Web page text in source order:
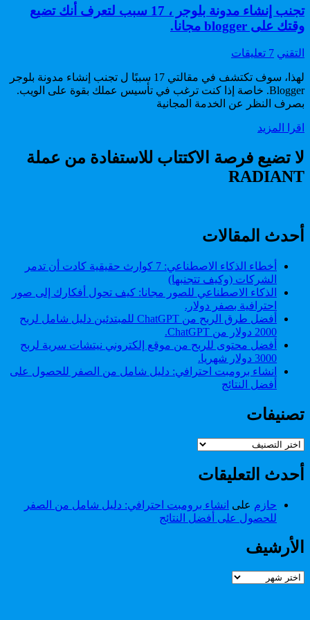
تجنب إنشاء مدونة بلوجر ، 17 سبب لتعرف أنك تضيع
وقتك على blogger مجانا.
Author:
التقني 7 تعليقات
إنشاء
مدونة
بلوجر
لتعرف
أنك
تضيع
مجانا.
لهذا، سوف تكتشف في مقالتي 17 سببًا ل تجنب إنشاء مدونة بلوجر
Blogger. خاصة إذا كنت ترغب في تأسيس عملك بقوة على الويب.
بصرف النظر عن الخدمة المجانية
اقرا المزيد
مدونة
بلوجر
،
أنك
تضيع
على
blogger
مجانا.
لا تضيع فرصة الاكتتاب للاستفادة من عملة
RADIANT
أحدث المقالات
أخطاء الذكاء الاصطناعي: 7 كوارث حقيقية كادت أن تدمر
الشركات (وكيف تتجنبها)
الذكاء الاصطناعي للصور مجانا: كيف تحول أفكارك إلى صور
احترافية بصفر دولار.
أفضل طرق الربح من ChatGPT للمبتدئين دليل شامل لربح
2000 دولار من ChatGPT.
أفضل محتوى للربح من موقع إلكتروني نيتشات سرية لربح
3000 دولار شهريا.
انشاء برومبت احترافي: دليل شامل من الصفر للحصول على
أفضل النتائج
تصنيفات
تصنيفات
أحدث التعليقات
حازم على انشاء برومبت احترافي: دليل شامل من الصفر
للحصول على أفضل النتائج
الأرشيف
الأرشيف